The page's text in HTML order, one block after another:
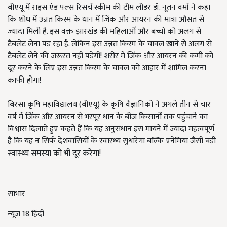
बीएयू में राइस एंड पल्स रिसर्च स्कीम की टीम लीडर डॉ. नूतन वर्मा ने कहा
कि शोध में उन्नत किस्म के धान में जिंक और आयरन की मात्रा औसत से
ज्यादा मिली है. इस वक्त झारखंड की महिलाओं और बच्चों को अलग से
टैबलेट लेना पड़ रहा है. लेकिन इस उन्नत किस्म के चावल खाने से अलग से
टैबलेट लेने की जरूरत नहीं पड़ेगी! शरीर में जिंक और आयरन की कमी को
दूर करने के लिए इस उन्नत किस्म के चावल को आहार में शामिल करना
काफी होगा!
बिरसा कृषि महाविद्यालय (बीएयू) के कृषि वैज्ञानिकों ने अगले तीन से चार
वर्ष में जिंक और आयरन से भरपूर धान के बीज किसानों तक पहुंचाने का
विश्वास दिलाते हुए कहते हैं कि यह अनुसंधान इस मायने में ज्यादा महत्वपूर्ण
है कि यह न सिर्फ देशवासियों के स्वास्थ्य सुधारेगा बल्कि एनेमिया जैसी बड़ी
स्वास्थ्य समस्या को भी दूर करेगा!
साभार
न्यूज़ 18 हिंदी